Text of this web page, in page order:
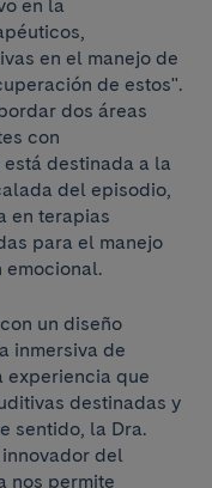
en la
en el manejo de
de estos".
dos áreas
con
destinada a la
del episodio,
en terapias
para el manejo
un diseño
inmersiva de
experiencia que
destinadas y
sentido, la Dra.
del
nos permite